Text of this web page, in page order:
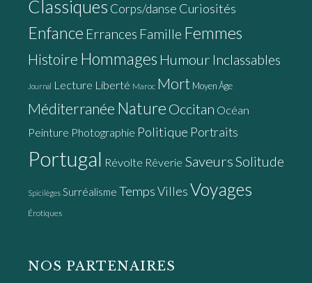
Classiques Corps/danse Curiosités
Enfance Errances Famille Femmes
Histoire Hommages Humour Inclassables
Journal Lecture Liberté Maroc Mort Moyen Âge
Méditerranée Nature Occitan Océan
Peinture Photographie Politique Portraits
Portugal Révolte Rêverie Saveurs Solitude
Spicilèges Surréalisme TempsVillesVoyages
Érotiques
NOS PARTENAIRES